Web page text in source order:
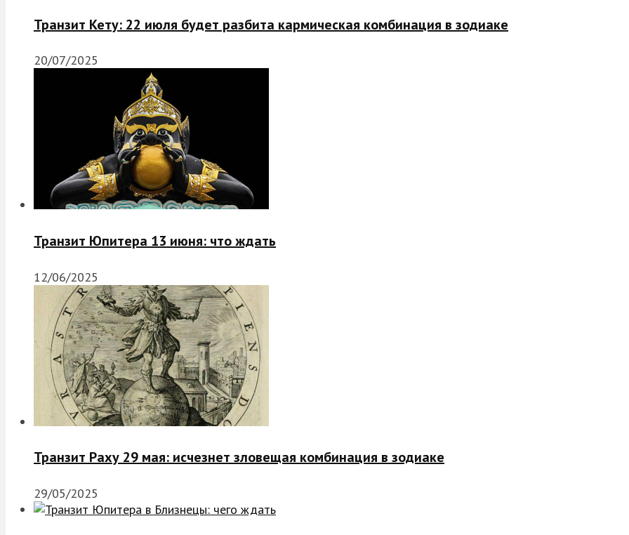
Транзит Кету: 22 июля будет разбита кармическая комбинация в зодиаке
20/07/2025
Транзит Юпитера 13 июня: что ждать
12/06/2025
Транзит Раху 29 мая: исчезнет зловещая комбинация в зодиаке
29/05/2025